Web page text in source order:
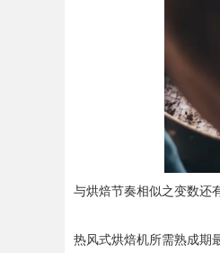
与烘焙节奏相似之变数还
热风式烘焙机所需熟成期